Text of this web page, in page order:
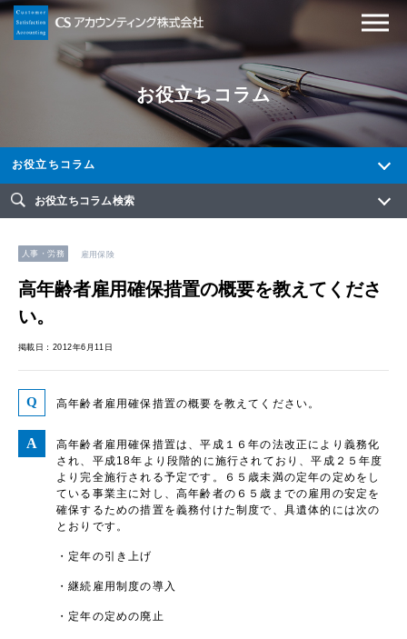
お役立ちコラム
お役立ちコラム
お役立ちコラム検索
人事・労務 雇用保険
高年齢者雇用確保措置の概要を教えてくださ
い。
掲載日：2012年6月11日
高年齢者雇用確保措置の概要を教えてください。
高年齢者雇用確保措置は、平成１６年の法改正により義務化
され、平成18年より段階的に施行されており、平成２５年度
より完全施行される予定です。６５歳未満の定年の定めをし
ている事業主に対し、高年齢者の６５歳までの雇用の安定を
確保するための措置を義務付けた制度で、具遺体的には次の
とおりです。
・定年の引き上げ
・継続雇用制度の導入
・定年の定めの廃止